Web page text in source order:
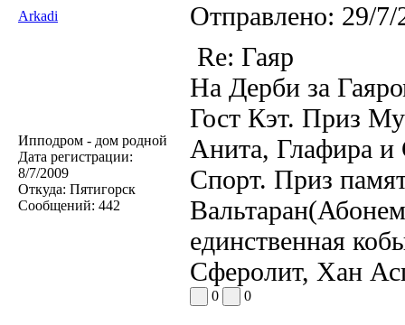
Arkadi Отправлено: 29/
Ипподром - дом родной
Дата регистрации:
8/7/2009
Откуда: Пятигорск
Сообщений: 442
Re: Гаяр
На Дерби за
Гост Кэт. Приз
Анита, Глафира
Спорт. Приз
единственная
Сферолит, Хан
0 0